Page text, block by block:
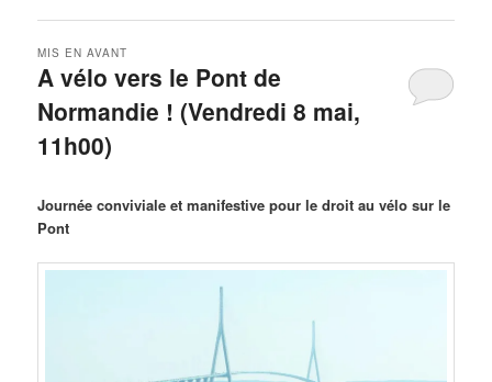
A vélo vers le Pont de
Normandie ! (Vendredi 8 mai,
11h00)
MIS EN AVANT
Journée conviviale et manifestive pour le droit au vélo sur le
Pont